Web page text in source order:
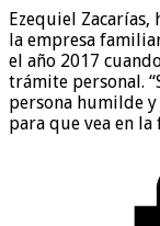
Ezequiel Zacarías,
la empresa
el año 2017
trámite personal.
persona humilde
para que vea en